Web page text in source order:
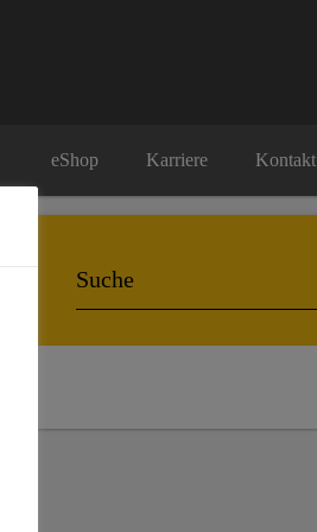
eShop Karriere Kontakt